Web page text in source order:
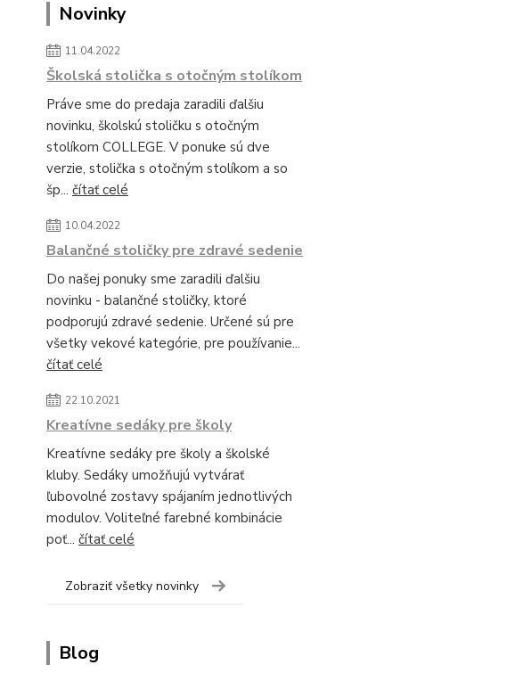
Novinky
11.04.2022
Školská stolička s otočným stolíkom
Práve sme do predaja zaradili ďalšiu
novinku, školskú stoličku s otočným
stolíkom COLLEGE. V ponuke sú dve
verzie, stolička s otočným stolíkom a so
šp... čítať celé
10.04.2022
Balančné stoličky pre zdravé sedenie
Do našej ponuky sme zaradili ďalšiu
novinku - balančné stoličky, ktoré
podporujú zdravé sedenie. Určené sú pre
všetky vekové kategórie, pre používanie...
čítať celé
22.10.2021
Kreatívne sedáky pre školy
Kreatívne sedáky pre školy a školské
kluby. Sedáky umožňujú vytvárať
ľubovolné zostavy spájaním jednotlivých
modulov. Voliteľné farebné kombinácie
poť... čítať celé
Zobraziť všetky novinky
Blog